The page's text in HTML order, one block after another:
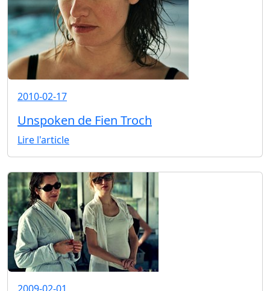
2010-02-17
Unspoken de Fien Troch
Lire l'article